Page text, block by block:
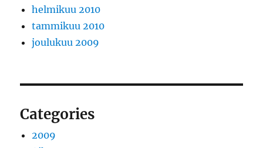
helmikuu 2010
tammikuu 2010
joulukuu 2009
Categories
2009